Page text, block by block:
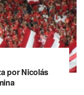
por Nicolás